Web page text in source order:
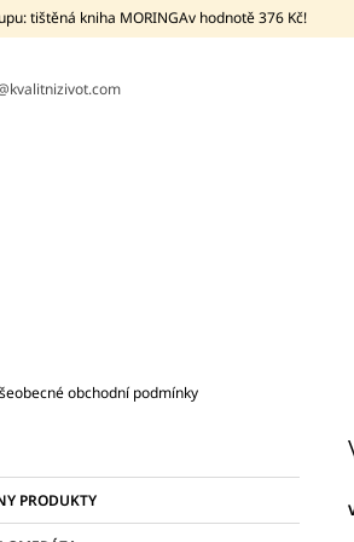
tištěná kniha MORINGAv hodnotě 376 Kč!
obchodní podmínky
PRODUKTYZ TENERIFE +
BACILLUS SUBTILIS DSM